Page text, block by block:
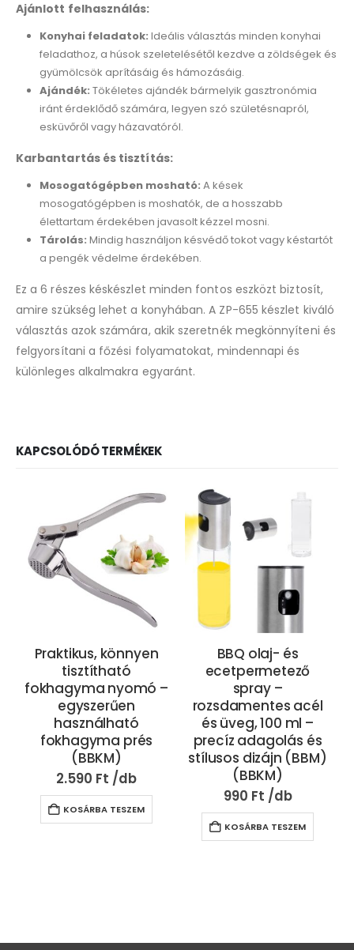
Ajánlott felhasználás:
Konyhai feladatok: Ideális választás minden konyhai
feladathoz, a húsok szeletelésétől kezdve a zöldségek és
gyümölcsök aprításáig és hámozásáig.
Ajándék: Tökéletes ajándék bármelyik gasztronómia
iránt érdeklődő számára, legyen szó születésnapról,
esküvőről vagy házavatóról.
Karbantartás és tisztítás:
Mosogatógépben mosható: A kések
mosogatógépben is moshatók, de a hosszabb
élettartam érdekében javasolt kézzel mosni.
Tárolás: Mindig használjon késvédő tokot vagy késtartót
a pengék védelme érdekében.
Ez a 6 részes késkészlet minden fontos eszközt biztosít,
amire szükség lehet a konyhában. A ZP-655 készlet kiváló
választás azok számára, akik szeretnék megkönnyíteni és
felgyorsítani a főzési folyamatokat, mindennapi és
különleges alkalmakra egyaránt.
KAPCSOLÓDÓ TERMÉKEK
Praktikus, könnyen
tisztítható
fokhagyma nyomó –
egyszerűen
használható
fokhagyma prés
(BBKM)
2.590 Ft
KOSÁRBA TESZEM
BBQ olaj- és
ecetpermetező
spray –
rozsdamentes acél
és üveg, 100 ml –
precíz adagolás és
stílusos dizájn (BBM)
(BBKM)
990 Ft
KOSÁRBA TESZEM